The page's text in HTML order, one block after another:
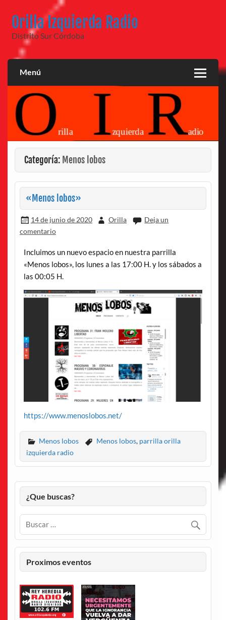
contenido
Orilla Izquierda Radio
Distrito Sur Córdoba
Menú
Categoría: Menos lobos
«Menos lobos»
14 de junio de 2020 Orilla
Deja un
comentario
Incluimos un nuevo espacio en nuestra parrilla
«Menos lobos», los lunes a las 17:00 H. y los sábados a
las 00:05 H.
https://www.menoslobos.net/
Menos lobos Menos lobos, parrilla orilla
izquierda radio
¿Que buscas?
Proximos eventos